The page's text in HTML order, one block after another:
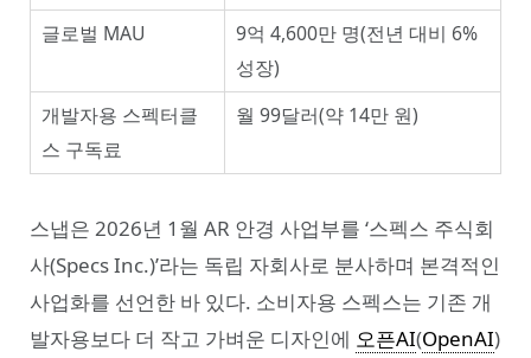
글로벌 MAU
9억 4,600만 명(전년 대비 6%
성장)
개발자용 스펙터클
스 구독료
월 99달러(약 14만 원)
스냅은 2026년 1월 AR 안경 사업부를 ‘스펙스 주식회
사(Specs Inc.)’라는 독립 자회사로 분사하며 본격적인
사업화를 선언한 바 있다. 소비자용 스펙스는 기존 개
발자용보다 더 작고 가벼운 디자인에 오픈AI(OpenAI)